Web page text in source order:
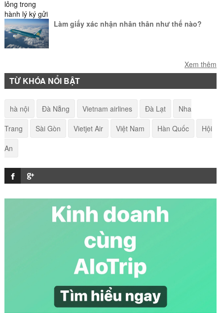
Làm giấy xác nhận nhân thân như thế nào?
Quy định về thời gian check-in online của các
hãng hàng không
Cách săn vé máy bay giá rẻ của hãng Vietnam
Danh sách những hành lý được mang lên máy
Các hãng hàng không Quốc tế tại Việt Nam năm
Thiết bị flycam có được phép mang lên máy bay
hay không?
Xem thêm
TỪ KHÓA NỔI BẬT
hà nội Đà Nẵng Vietnam airlines Đà Lạt
Nha
Trang
Sài Gòn Vietjet Air Việt Nam Hàn Quốc
Hội
An